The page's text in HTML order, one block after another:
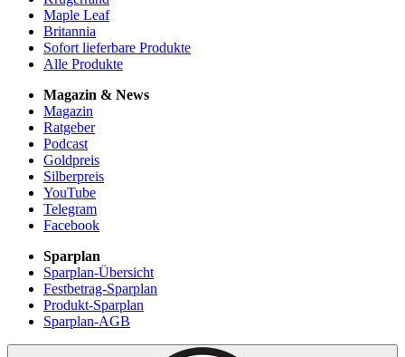
Maple Leaf
Britannia
Sofort lieferbare Produkte
Alle Produkte
Magazin & News
Magazin
Ratgeber
Podcast
Goldpreis
Silberpreis
YouTube
Telegram
Facebook
Sparplan
Sparplan-Übersicht
Festbetrag-Sparplan
Produkt-Sparplan
Sparplan-AGB